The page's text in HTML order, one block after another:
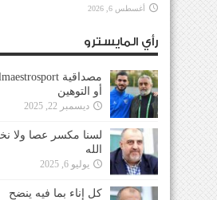
أغسطس 6, 2026
رأي المايسترو
أو التوهين
ديسمبر 22, 2025
لسنا مكسر عصا ولا
الله
يوليو 6, 2025
كل إناء بما فيه ينضح